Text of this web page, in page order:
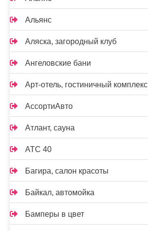
Альянс
Аляска, загородный клуб
Ангеловские бани
Арт-отель, гостиничный комплекс
АссортиАвто
Атлант, сауна
АТС 40
Багира, салон красоты
Байкал, автомойка
Бамперы в цвет